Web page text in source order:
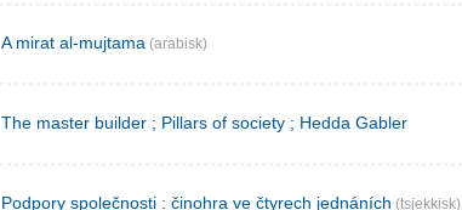
A mirat al-mujtama (arabisk)
The master builder ; Pillars of society ; Hedda Gabler
Podpory společnosti : činohra ve čtyrech jednáních (tsjekkisk)